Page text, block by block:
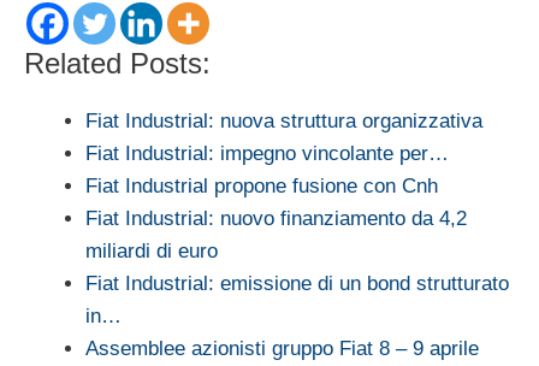
Related Posts:
Fiat Industrial: nuova struttura organizzativa
Fiat Industrial: impegno vincolante per…
Fiat Industrial propone fusione con Cnh
Fiat Industrial: nuovo finanziamento da 4,2
miliardi di euro
Fiat Industrial: emissione di un bond strutturato
in…
Assemblee azionisti gruppo Fiat 8 – 9 aprile